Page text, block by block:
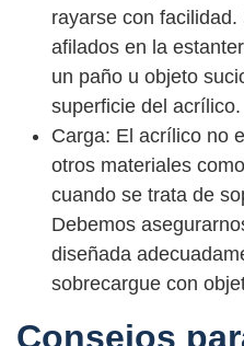
rayarse con
afilados en la
un paño u objeto
superficie del acrílico.
Carga: El acrílico no
otros materiales
cuando se trata de
Debemos
diseñada
sobrecargue con
Consejos